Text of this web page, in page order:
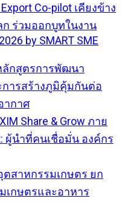
Co-pilot เคียงข้าง
ร่วมออกบูทในงาน
by SMART SME
ลักสูตรการพัฒนา
ารสร้างภูมิคุ้มกันต่อ
ากาศ
Share & Grow ภาย
ผู้นำที่คนเชื่อมั่น องค์กร
ตสาหกรรมเกษตร ยก
เกษตรและอาหาร